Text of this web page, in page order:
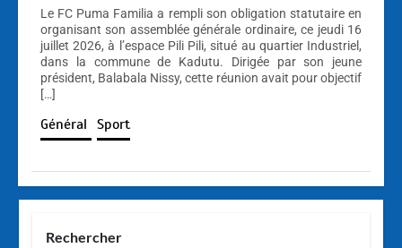
Le FC Puma Familia a rempli son obligation statutaire en
organisant son assemblée générale ordinaire, ce jeudi 16
juillet 2026, à l’espace Pili Pili, situé au quartier Industriel,
dans la commune de Kadutu. Dirigée par son jeune
président, Balabala Nissy, cette réunion avait pour objectif
[…]
Général Sport
Rechercher